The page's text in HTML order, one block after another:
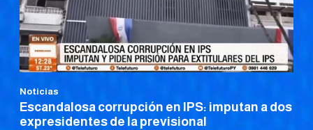
Noticias
Escandalosa corrupción en IPS: imputan a dos
expresidentes de la previsional